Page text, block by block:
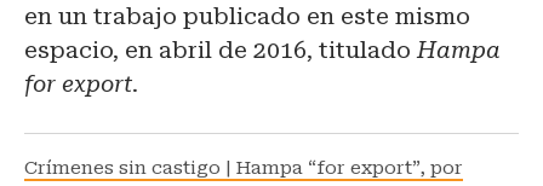
en un trabajo publicado en este mismo
espacio, en abril de 2016, tituladoHampa
for export.
Crímenes sin castigo | Hampa “for export”, por